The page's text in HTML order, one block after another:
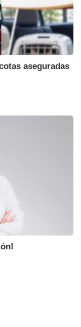
aseguradas